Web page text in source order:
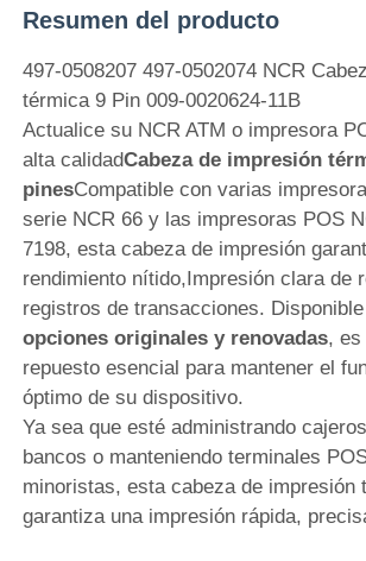
Inicio
Productos
Videos
Sobre nosotros
Visita a la fábrica
Control de Calidad
Resumen del producto
497-0508207 497-0502074 NCR
térmica 9 Pin 009-0020624-11B
Actualice su NCR ATM o impresora
alta calidadCabeza de impresión
pinesCompatible con varias
serie NCR 66 y las impresoras POS
7198, esta cabeza de impresión
rendimiento nítido,Impresión clara de
registros de transacciones.
opciones originales y renovadas, es
repuesto esencial para mantener el
óptimo de su dispositivo.
Ya sea que esté administrando
bancos o manteniendo terminales
minoristas, esta cabeza de impresión
garantiza una impresión rápida,